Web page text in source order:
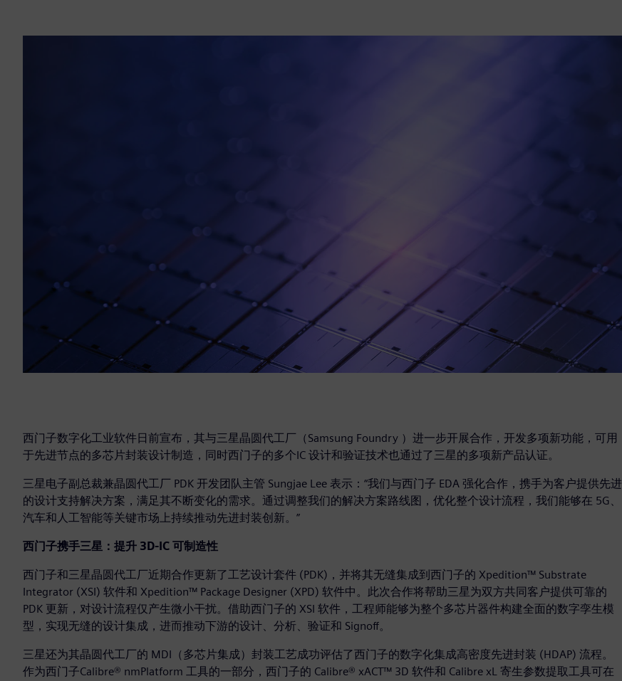
西门子数字化工业软件日前宣布，其与三星晶圆代工厂（Samsung Foundry ）进一步开展合作，开发多项新功能，可用
于先进节点的多芯片封装设计制造，同时西门子的多个IC 设计和验证技术也通过了三星的多项新产品认证。
三星电子副总裁兼晶圆代工厂 PDK 开发团队主管 Sungjae Lee 表示：“我们与西门子 EDA 强化合作，携手为客户提供先进
的设计支持解决方案，满足其不断变化的需求。通过调整我们的解决方案路线图，优化整个设计流程，我们能够在 5G、
汽车和人工智能等关键市场上持续推动先进封装创新。”
西门子携手三星：提升 3D-IC 可制造性
西门子和三星晶圆代工厂近期合作更新了工艺设计套件 (PDK)，并将其无缝集成到西门子的 Xpedition™ Substrate
Integrator (XSI) 软件和 Xpedition™ Package Designer (XPD) 软件中。此次合作将帮助三星为双方共同客户提供可靠的
PDK 更新，对设计流程仅产生微小干扰。借助西门子的 XSI 软件，工程师能够为整个多芯片器件构建全面的数字孪生模
型，实现无缝的设计集成，进而推动下游的设计、分析、验证和 Signoff。
三星还为其晶圆代工厂的 MDI（多芯片集成）封装工艺成功评估了西门子的数字化集成高密度先进封装 (HDAP) 流程。
作为西门子Calibre® nmPlatform 工具的一部分，西门子的 Calibre® xACT™ 3D 软件和 Calibre xL 寄生参数提取工具可在